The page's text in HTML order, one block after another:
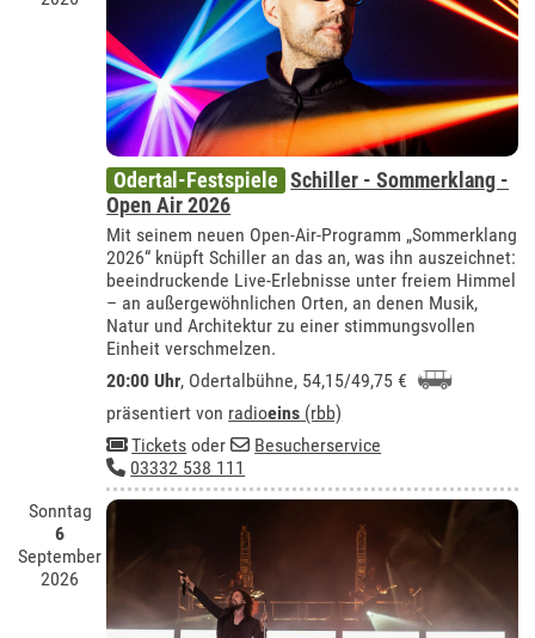
Odertal-Festspiele Schiller - Sommerklang -
Open Air 2026
Mit seinem neuen Open-Air-Programm „Sommerklang
2026“ knüpft Schiller an das an, was ihn auszeichnet:
beeindruckende Live-Erlebnisse unter freiem Himmel
– an außergewöhnlichen Orten, an denen Musik,
Natur und Architektur zu einer stimmungsvollen
Einheit verschmelzen.
20:00 Uhr, Odertalbühne, 54,15/49,75 €
präsentiert von radioeins (rbb)
Tickets oder
Besucherservice
03332 538 111
Sonntag
6
September
2026